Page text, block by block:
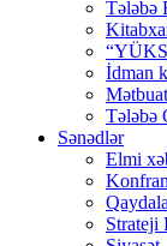
Tələbə
İdman
Tələbə
Sənədlər
Elmi
Strateji